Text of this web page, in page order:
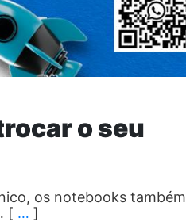
o seu
os notebooks também
[ … ]